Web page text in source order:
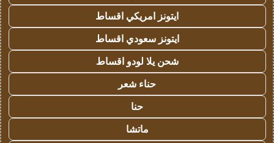
ايتونز امريكي اقساط
ايتونز سعودي اقساط
شحن يلا لودو اقساط
حناء شعر
حنا
ماتشا